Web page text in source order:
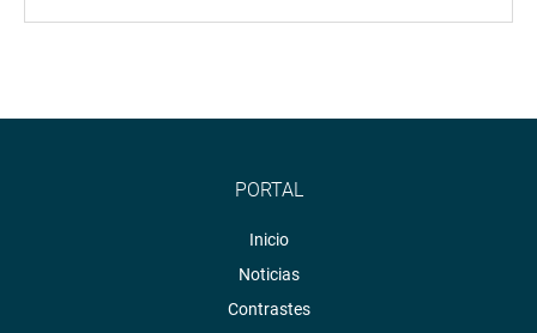
PORTAL
Inicio
Noticias
Contrastes